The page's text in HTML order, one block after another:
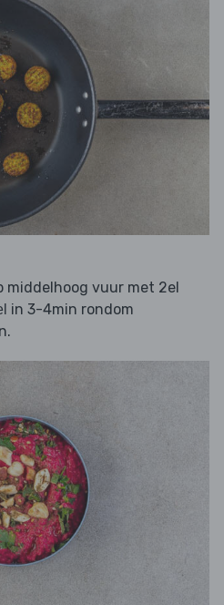
middelhoog vuur met 2el
in 3-4min rondom